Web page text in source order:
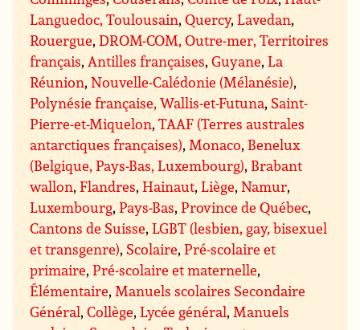
Languedoc, Toulousain,Quercy,Lavedan,
Rouergue,DROM-COM, Outre-mer, Territoires
français, Antilles françaises,Guyane,La
Réunion,Nouvelle-Calédonie (Mélanésie),
Polynésie française, Wallis-et-Futuna, Saint-
Pierre-et-Miquelon,TAAF (Terres australes
antarctiques françaises), Monaco, Benelux
(Belgique, Pays-Bas, Luxembourg), Brabant
wallon,Flandres,Hainaut,Liège,Namur,
Luxembourg,Pays-Bas,Province de Québec,
Cantons de Suisse,LGBT (lesbien, gay, bisexuel
et transgenre), Scolaire,Pré-scolaire et
primaire,Pré-scolaire et maternelle,
Élémentaire, Manuels scolaires Secondaire
Général,Collège,Lycée général, Manuels